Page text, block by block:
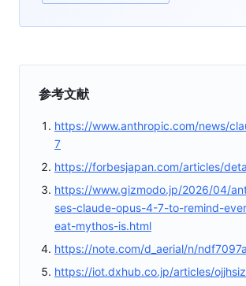
参考文献
https://www.anthropic.com/news/
7
https://forbesjapan.com/articles/
https://www.gizmodo.jp/2026/04/
ses-claude-opus-4-7-to-remind-
eat-mythos-is.html
https://note.com/d_aerial/n/
https://iot.dxhub.co.jp/articles/